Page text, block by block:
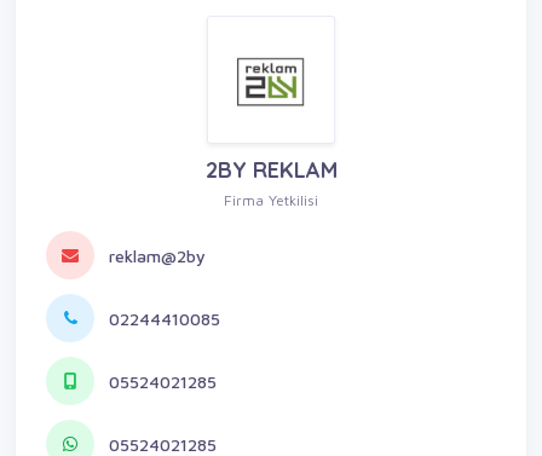
2BY REKLAM
Firma Yetkilisi
reklam@2by
02244410085
05524021285
05524021285